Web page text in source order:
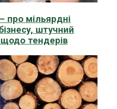
про мільярдні
штучний
тендерів